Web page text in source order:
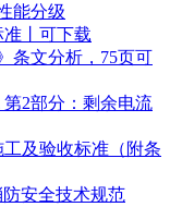
能分级
准丨可下载
条文分析，75页可
第2部分：剩余电流
工及验收标准（附条
防安全技术规范